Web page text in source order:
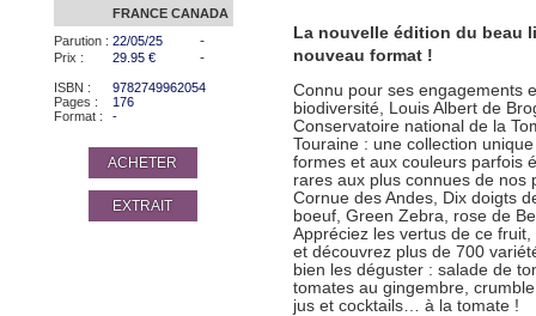
FRANCE CANADA
Parution : 22/05/25 -
Prix : 29.95 € -
ISBN :
9782749962054
Pages :
176
Format :
-
ACHETER
EXTRAIT
La nouvelle édition du beau
nouveau format !
Connu pour ses engagements
biodiversité, Louis Albert de
Conservatoire national de la
Touraine : une collection
formes et aux couleurs parfois
rares aux plus connues de nos
Cornue des Andes, Dix doigts
boeuf, Green Zebra, rose de
Appréciez les vertus de ce
et découvrez plus de 700
bien les déguster : salade de
tomates au gingembre,
jus et cocktails… à la tomate !